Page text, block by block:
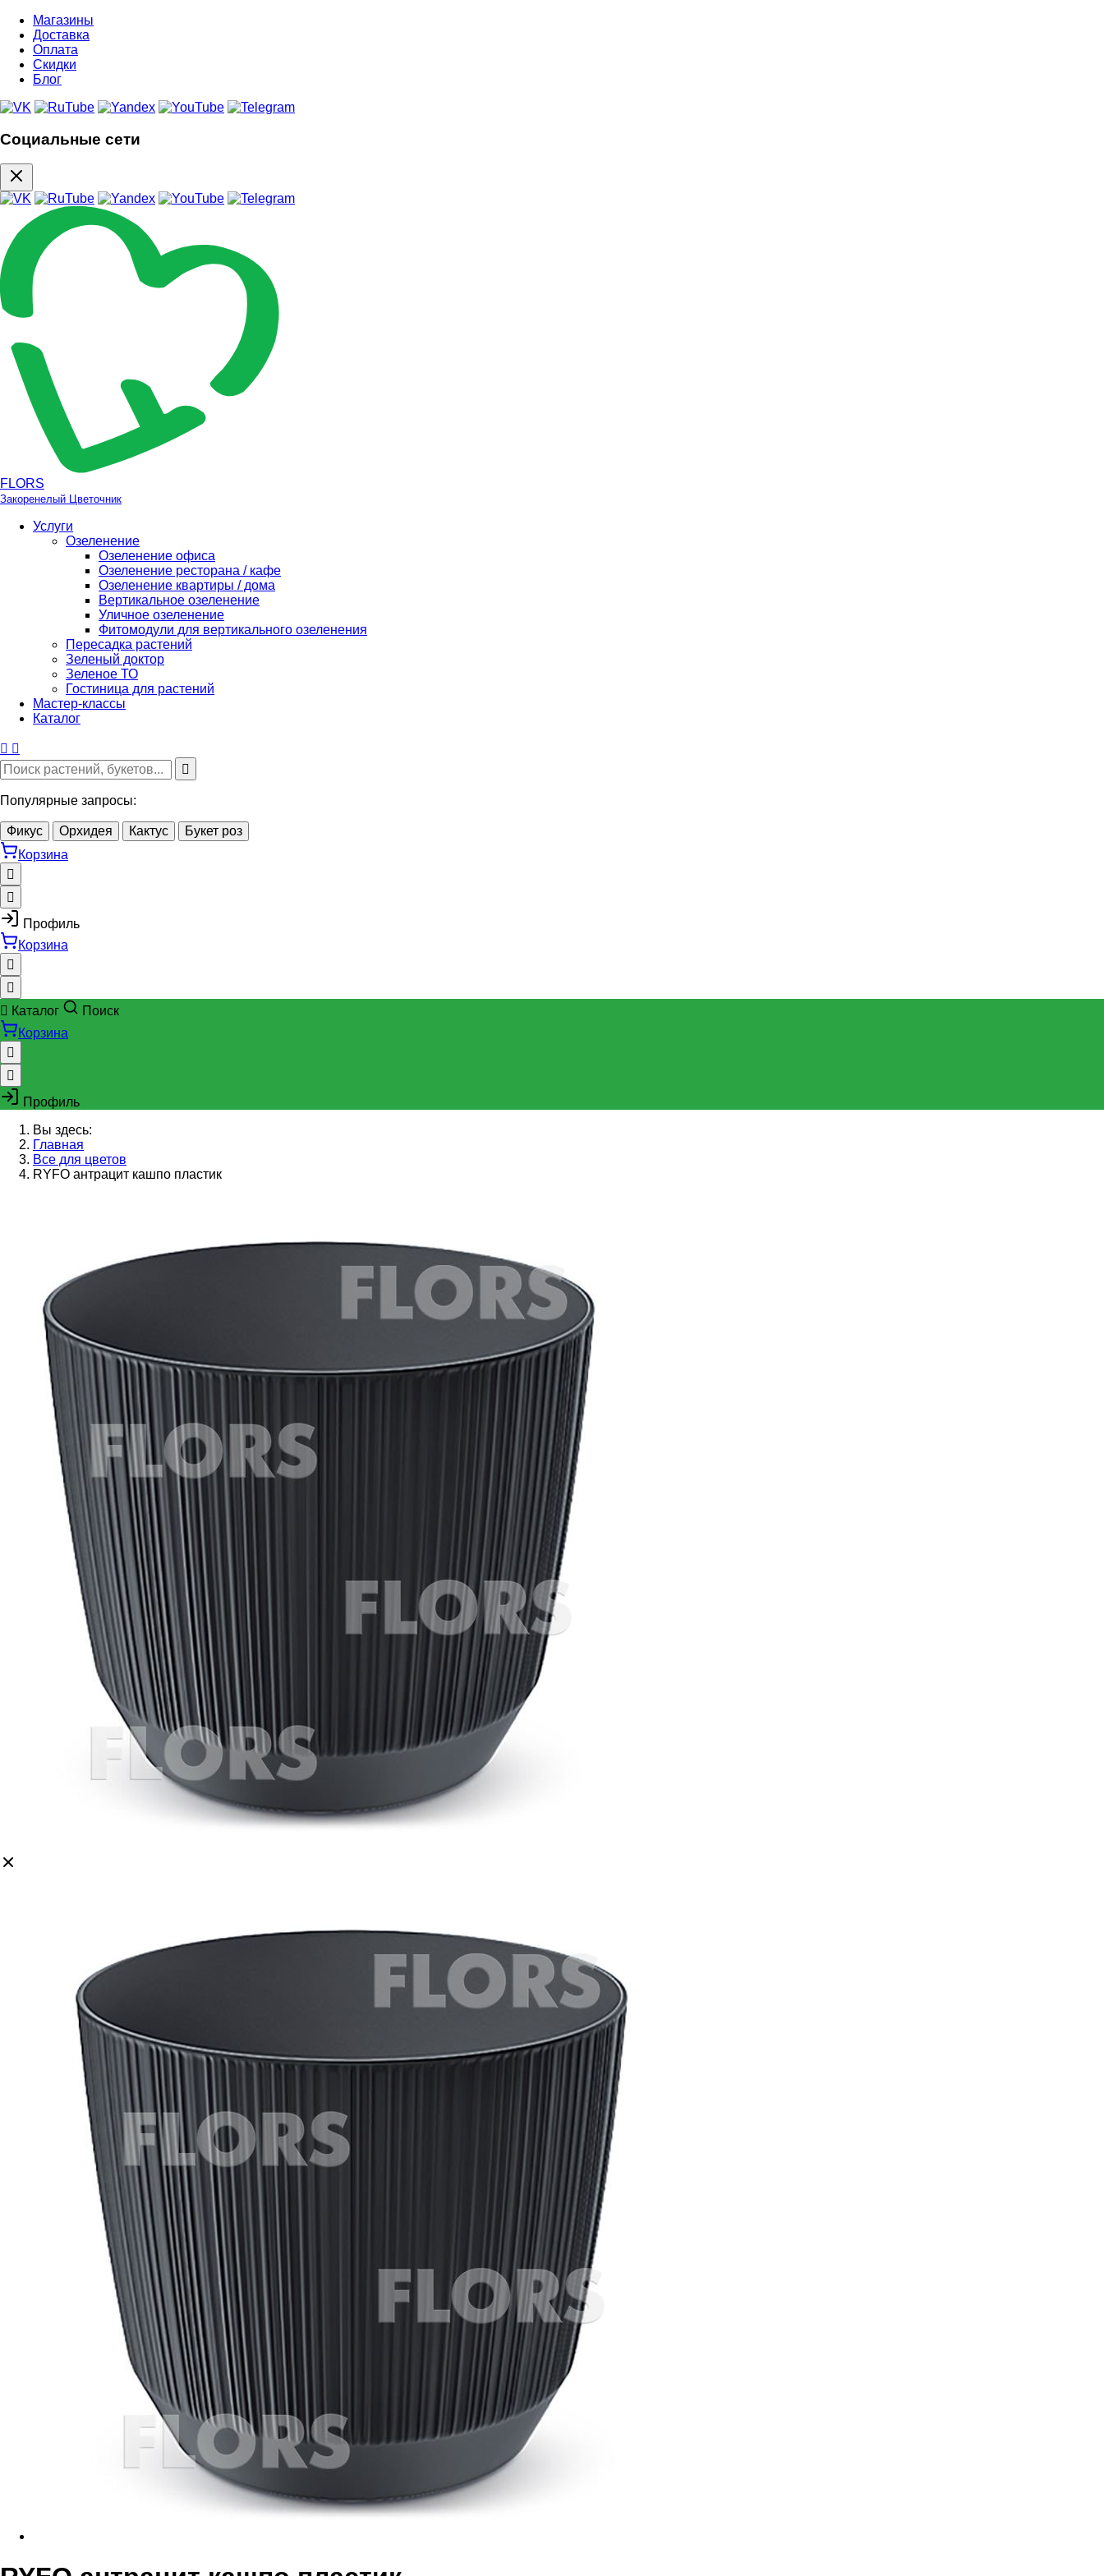
Магазины
Доставка
Оплата
Скидки
Блог
Социальные сети
FLORS
Закоренелый Цветочник
Услуги
Озеленение
Озеленение офиса
Озеленение ресторана / кафе
Озеленение квартиры / дома
Вертикальное озеленение
Уличное озеленение
Фитомодули для вертикального озеленения
Пересадка растений
Зеленый доктор
Зеленое ТО
Гостиница для растений
Мастер-классы
Каталог
Популярные запросы:
Фикус Орхидея Кактус
Букет роз
Корзина
Профиль
Корзина
Каталог
Поиск
Корзина
Профиль
Вы здесь:
Главная
Все для цветов
RYFO антрацит кашпо пластик